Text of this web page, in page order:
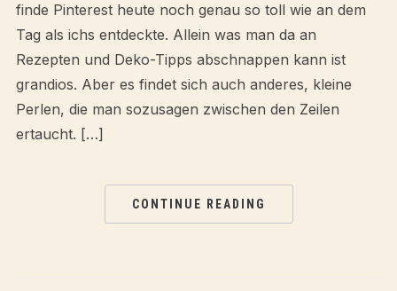
finde Pinterest heute noch genau so toll wie an dem
Tag als ichs entdeckte. Allein was man da an
Rezepten und Deko-Tipps abschnappen kann ist
grandios. Aber es findet sich auch anderes, kleine
Perlen, die man sozusagen zwischen den Zeilen
ertaucht. […]
CONTINUE READING